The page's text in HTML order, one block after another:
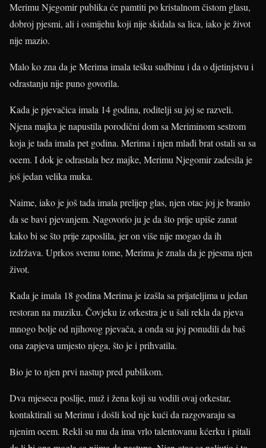
Merimu Njegomir publika će pamtiti po kristalnom čistom glasu,
dobroj pjesmi, ali i osmijehu koji nije skidala sa lica, iako je život
nije mazio.
Malo ko zna da je Merima imala tešku sudbinu i da o djetinjstvu i
odrastanju nije puno govorila.
Kada je pjevačica imala 14 godina, roditelji su joj se razveli.
Njena majka je napustila porodični dom sa Meriminom sestrom
koja je tada imala pet godina. Merima i njen mlađi brat ostali su sa
ocem. I dok je odrastala bez majke, Merimu Njegomir zadesila je
još jedan velika muka.
Naime, iako je još tada imala prelijep glas, njen otac joj je branio
da se bavi pjevanjem. Nagovorio ju je da što prije upiše zanat
kako bi se što prije zaposlila, jer on više nije mogao da ih
izdržava. Uprkos svemu tome, Merima je znala da je pjesma njen
život.
Kada je imala 18 godina Merima je izašla sa prijateljima u jedan
restoran na muziku. Čovjeku iz orkestra je u šali rekla da pjeva
mnogo bolje od njihovog pjevača, a onda su joj ponudili da baš
ona zapjeva umjesto njega, što je i prihvatila.
Bio je to njen prvi nastup pred publikom.
Dva mjeseca poslije, muž i žena koji su vodili ovaj orkestar,
kontaktirali su Merimu i došli kod nje kući da razgovaraju sa
njenim ocem. Rekli su mu da ima vrlo talentovanu kćerku i pitali